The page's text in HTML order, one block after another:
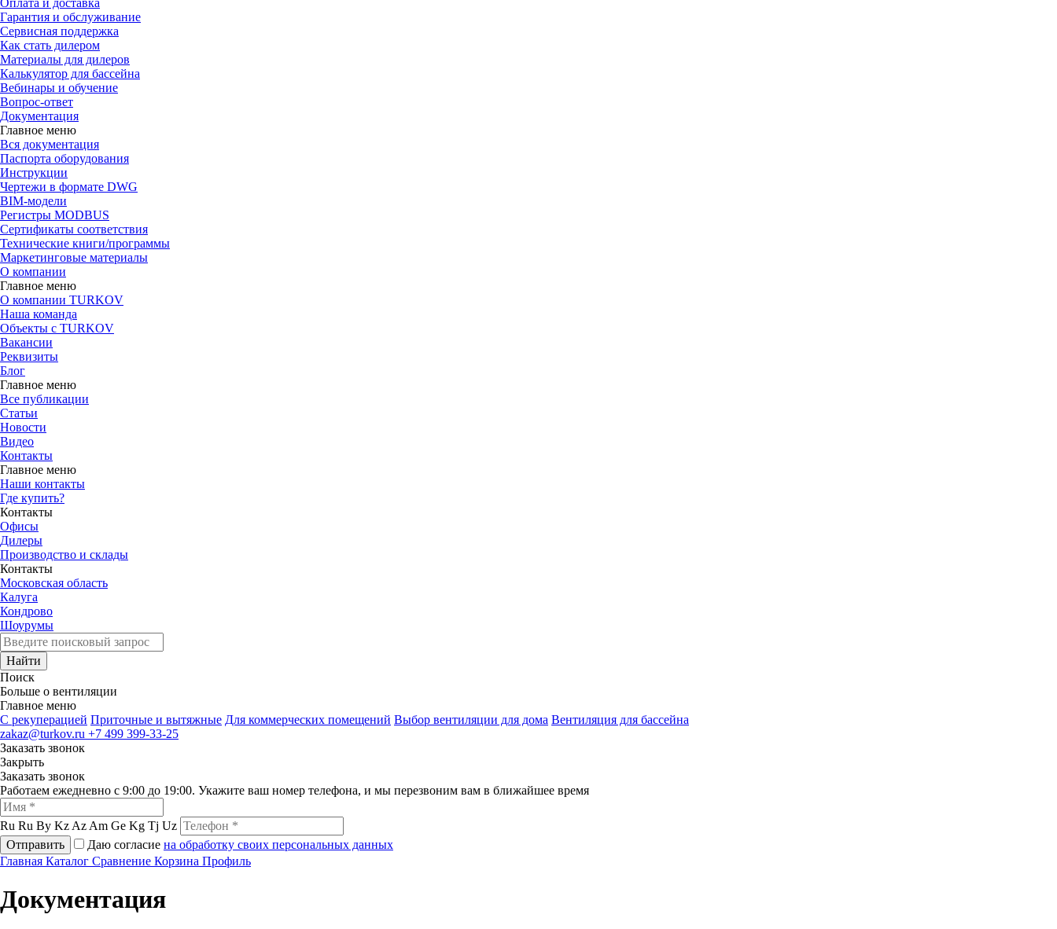
Оплата и доставка
Гарантия и обслуживание
Сервисная поддержка
Как стать дилером
Материалы для дилеров
Калькулятор для бассейна
Вебинары и обучение
Вопрос-ответ
Документация
Главное меню
Вся документация
Паспорта оборудования
Инструкции
Чертежи в формате DWG
BIM-модели
Регистры MODBUS
Сертификаты соответствия
Технические книги/программы
Маркетинговые материалы
О компании
Главное меню
О компании TURKOV
Наша команда
Объекты с TURKOV
Вакансии
Реквизиты
Блог
Главное меню
Все публикации
Статьи
Новости
Видео
Контакты
Главное меню
Наши контакты
Где купить?
Контакты
Офисы
Дилеры
Производство и склады
Контакты
Московская область
Калуга
Кондрово
Шоурумы
Найти
Поиск
Больше о вентиляции
Главное меню
C рекуперацией Приточные и вытяжные Для коммерческих помещений Выбор вентиляции для дома Вентиляция для бассейна
zakaz@turkov.ru +7 499 399-33-25
Заказать звонок
Закрыть
Заказать звонок
Работаем ежедневно с 9:00 до 19:00. Укажите ваш номер телефона, и мы перезвоним вам в ближайшее время
Ru Ru By Kz Az Am Ge Kg Tj Uz
Отправить
Даю согласие на обработку своих персональных данных
Главная Каталог Сравнение Корзина Профиль
Документация